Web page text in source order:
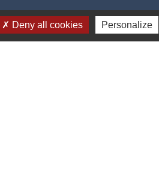
Deny all cookies Personalize